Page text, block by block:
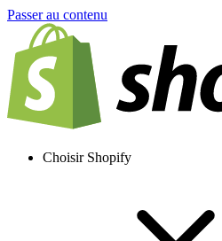
Passer au contenu
Choisir Shopify